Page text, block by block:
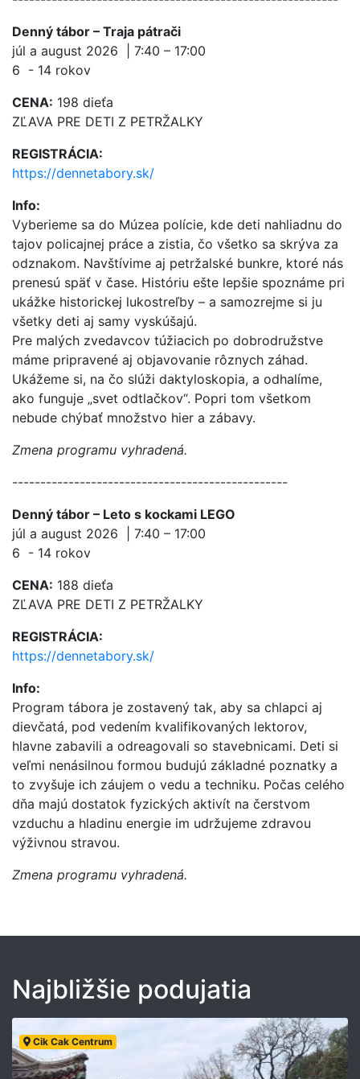
Denný tábor – Traja pátrači
júl a august 2026 | 7:40 – 17:00
6 - 14 rokov
CENA: 198 dieťa
ZĽAVA PRE DETI Z PETRŽALKY
REGISTRÁCIA:
https://dennetabory.sk/
Info:
Vyberieme sa do Múzea polície, kde deti nahliadnu do
tajov policajnej práce a zistia, čo všetko sa skrýva za
odznakom. Navštívime aj petržalské bunkre, ktoré nás
prenesú späť v čase. Históriu ešte lepšie spoznáme pri
ukážke historickej lukostreľby – a samozrejme si ju
všetky deti aj samy vyskúšajú.
Pre malých zvedavcov túžiacich po dobrodružstve
máme pripravené aj objavovanie rôznych záhad.
Ukážeme si, na čo slúži daktyloskopia, a odhalíme,
ako funguje „svet odtlačkov“. Popri tom všetkom
nebude chýbať množstvo hier a zábavy.
Zmena programu vyhradená.
-------------------------------------------------
Denný tábor – Leto s kockami LEGO
júl a august 2026 | 7:40 – 17:00
6 - 14 rokov
CENA: 188 dieťa
ZĽAVA PRE DETI Z PETRŽALKY
REGISTRÁCIA:
https://dennetabory.sk/
Info:
Program tábora je zostavený tak, aby sa chlapci aj
dievčatá, pod vedením kvalifikovaných lektorov,
hlavne zabavili a odreagovali so stavebnicami. Deti si
veľmi nenásilnou formou budujú základné poznatky a
to zvyšuje ich záujem o vedu a techniku. Počas celého
dňa majú dostatok fyzických aktivít na čerstvom
vzduchu a hladinu energie im udržujeme zdravou
výživnou stravou.
Zmena programu vyhradená.
Najbližšie podujatia
Cik Cak Centrum